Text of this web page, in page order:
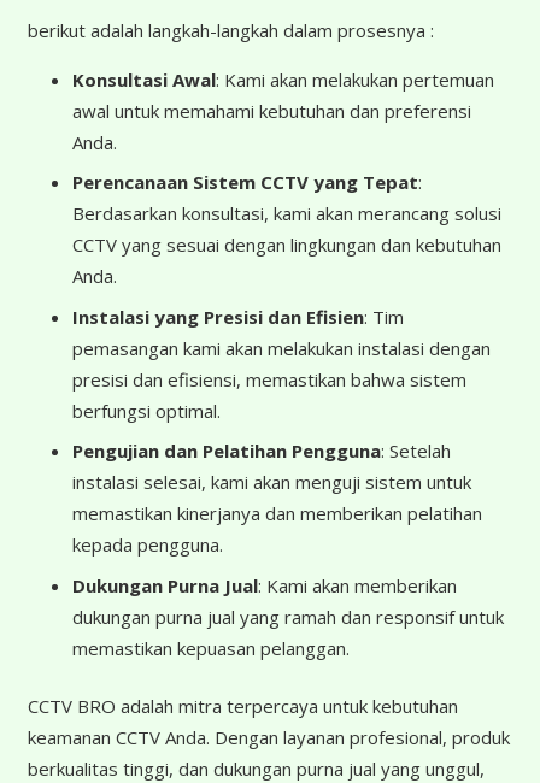
berikut adalah langkah-langkah dalam prosesnya :
Konsultasi Awal: Kami akan melakukan pertemuan
awal untuk memahami kebutuhan dan preferensi
Anda.
Perencanaan Sistem CCTV yang Tepat:
Berdasarkan konsultasi, kami akan merancang solusi
CCTV yang sesuai dengan lingkungan dan kebutuhan
Anda.
Instalasi yang Presisi dan Efisien: Tim
pemasangan kami akan melakukan instalasi dengan
presisi dan efisiensi, memastikan bahwa sistem
berfungsi optimal.
Pengujian dan Pelatihan Pengguna: Setelah
instalasi selesai, kami akan menguji sistem untuk
memastikan kinerjanya dan memberikan pelatihan
kepada pengguna.
Dukungan Purna Jual: Kami akan memberikan
dukungan purna jual yang ramah dan responsif untuk
memastikan kepuasan pelanggan.
CCTV BRO adalah mitra terpercaya untuk kebutuhan
keamanan CCTV Anda. Dengan layanan profesional, produk
berkualitas tinggi, dan dukungan purna jual yang unggul,